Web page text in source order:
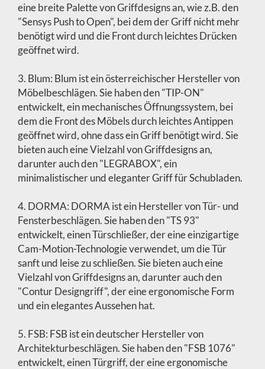
eine breite Palette von Griffdesigns an, wie z.B. den
"Sensys Push to Open", bei dem der Griff nicht mehr
benötigt wird und die Front durch leichtes Drücken
geöffnet wird.
3. Blum: Blum ist ein österreichischer Hersteller von
Möbelbeschlägen. Sie haben den "TIP-ON"
entwickelt, ein mechanisches Öffnungssystem, bei
dem die Front des Möbels durch leichtes Antippen
geöffnet wird, ohne dass ein Griff benötigt wird. Sie
bieten auch eine Vielzahl von Griffdesigns an,
darunter auch den "LEGRABOX", ein
minimalistischer und eleganter Griff für Schubladen.
4. DORMA: DORMA ist ein Hersteller von Tür- und
Fensterbeschlägen. Sie haben den "TS 93"
entwickelt, einen Türschließer, der eine einzigartige
Cam-Motion-Technologie verwendet, um die Tür
sanft und leise zu schließen. Sie bieten auch eine
Vielzahl von Griffdesigns an, darunter auch den
"Contur Designgriff", der eine ergonomische Form
und ein elegantes Aussehen hat.
5. FSB: FSB ist ein deutscher Hersteller von
Architekturbeschlägen. Sie haben den "FSB 1076"
entwickelt, einen Türgriff, der eine ergonomische